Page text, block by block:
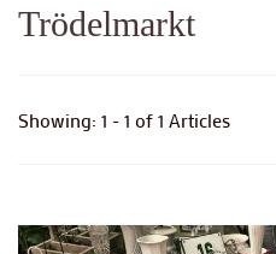
Trödelmarkt
Showing: 1 - 1 of 1 Articles